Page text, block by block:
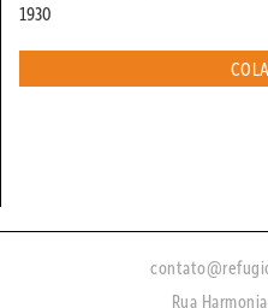
1930
Rua